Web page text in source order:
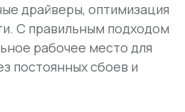
драйверы, оптимизация
С правильным подходом
рабочее место для
постоянных сбоев и